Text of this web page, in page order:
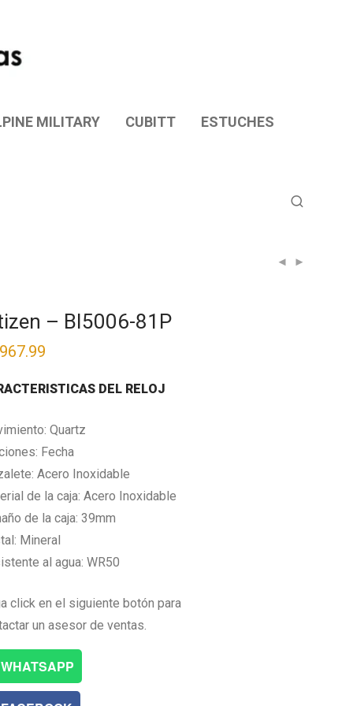
MILITARY CUBITT ESTUCHES
– BI5006-81P
DEL RELOJ
Quartz
Fecha
Acero Inoxidable
de la caja: Acero Inoxidable
de la caja: 39mm
Mineral
al agua: WR50
click en el siguiente botón para
un asesor de ventas.